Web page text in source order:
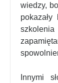
wiedzy,
Innymi